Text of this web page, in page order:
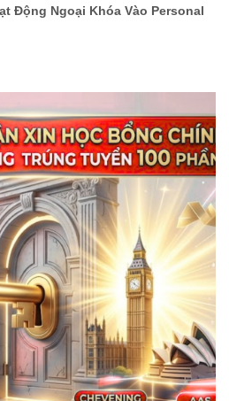
Động Ngoại Khóa Vào Personal